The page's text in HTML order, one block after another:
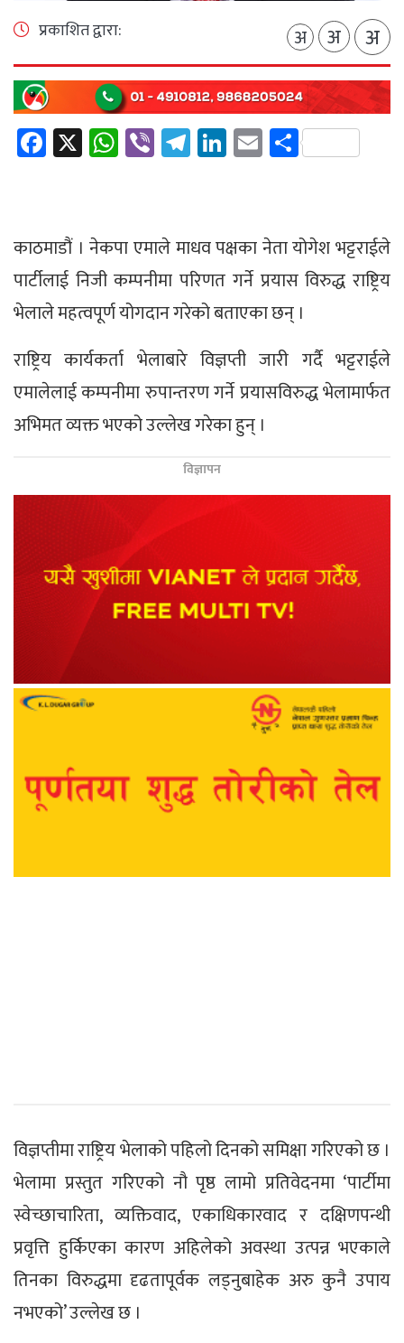
प्रकाशित द्वारा: अ अ अ
Facebook
X WhatsApp
ViberTelegram
LinkedIn
EmailShare
काठमाडौं । नेकपा एमाले माधव पक्षका नेता योगेश भट्टराईले
पार्टीलाई निजी कम्पनीमा परिणत गर्ने प्रयास विरुद्ध राष्ट्रिय
भेलाले महत्वपूर्ण योगदान गरेको बताएका छन् ।
राष्ट्रिय कार्यकर्ता भेलाबारे विज्ञप्ती जारी गर्दै भट्टराईले
एमालेलाई कम्पनीमा रुपान्तरण गर्ने प्रयासविरुद्ध भेलामार्फत
अभिमत व्यक्त भएको उल्लेख गरेका हुन् ।
विज्ञापन
विज्ञप्तीमा राष्ट्रिय भेलाको पहिलो दिनको समिक्षा गरिएको छ ।
भेलामा प्रस्तुत गरिएको नौ पृष्ठ लामो प्रतिवेदनमा ‘पार्टीमा
स्वेच्छाचारिता, व्यक्तिवाद, एकाधिकारवाद र दक्षिणपन्थी
प्रवृत्ति हुर्किएका कारण अहिलेको अवस्था उत्पन्न भएकाले
तिनका विरुद्धमा दृढतापूर्वक लड्नुबाहेक अरु कुनै उपाय
नभएको’ उल्लेख छ ।